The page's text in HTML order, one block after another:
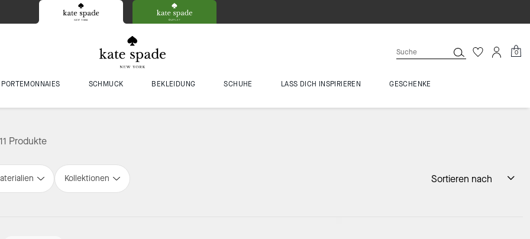
0
PORTEMONNAIES SCHMUCK BEKLEIDUNG SCHUHE LASS DICH INSPIRIEREN GESCHENKE
11 Produkte
Kollektionen Sortieren nach